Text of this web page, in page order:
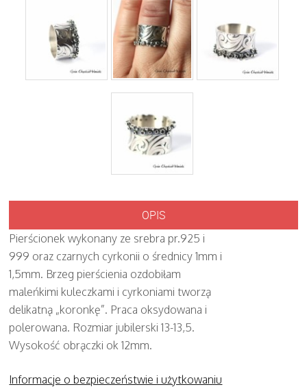
OPIS
Pierścionek wykonany ze srebra pr.925 i
999 oraz czarnych cyrkonii o średnicy 1mm i
1,5mm. Brzeg pierścienia ozdobiłam
maleńkimi kuleczkami i cyrkoniami tworzą
delikatną „koronkę”. Praca oksydowana i
polerowana. Rozmiar jubilerski 13-13,5.
Wysokość obrączki ok 12mm.
Informacje o bezpieczeństwie i użytkowaniu